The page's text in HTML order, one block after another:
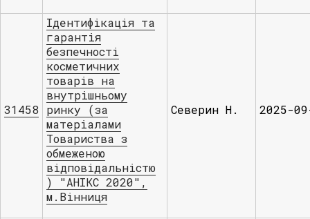
31458
Ідентифікація та
гарантія
безпечності
косметичних
товарів на
внутрішньому
ринку (за
матеріалами
Товариства з
обмеженою
відповідальністю
) "АНІКС 2020",
м.Вінниця
Северин Н. 2025-